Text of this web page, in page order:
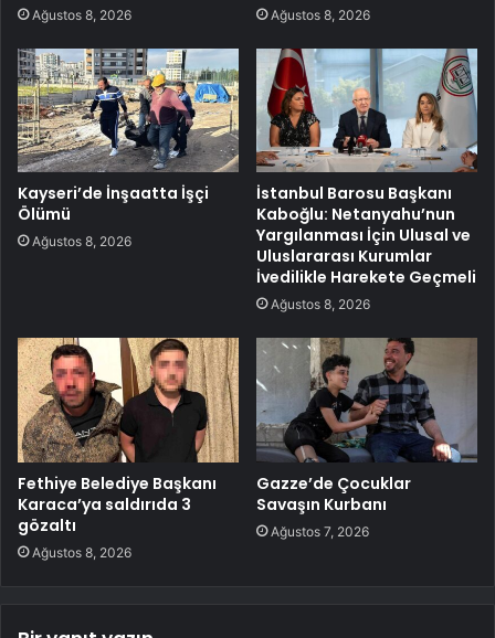
Ağustos 8, 2026 Ağustos 8, 2026
Kayseri’de İnşaatta İşçi
Ölümü
Ağustos 8, 2026
İstanbul Barosu Başkanı
Kaboğlu: Netanyahu’nun
Yargılanması İçin Ulusal ve
Uluslararası Kurumlar
İvedilikle Harekete Geçmeli
Ağustos 8, 2026
Fethiye Belediye Başkanı
Karaca’ya saldırıda 3
gözaltı
Ağustos 8, 2026
Gazze’de Çocuklar
Savaşın Kurbanı
Ağustos 7, 2026